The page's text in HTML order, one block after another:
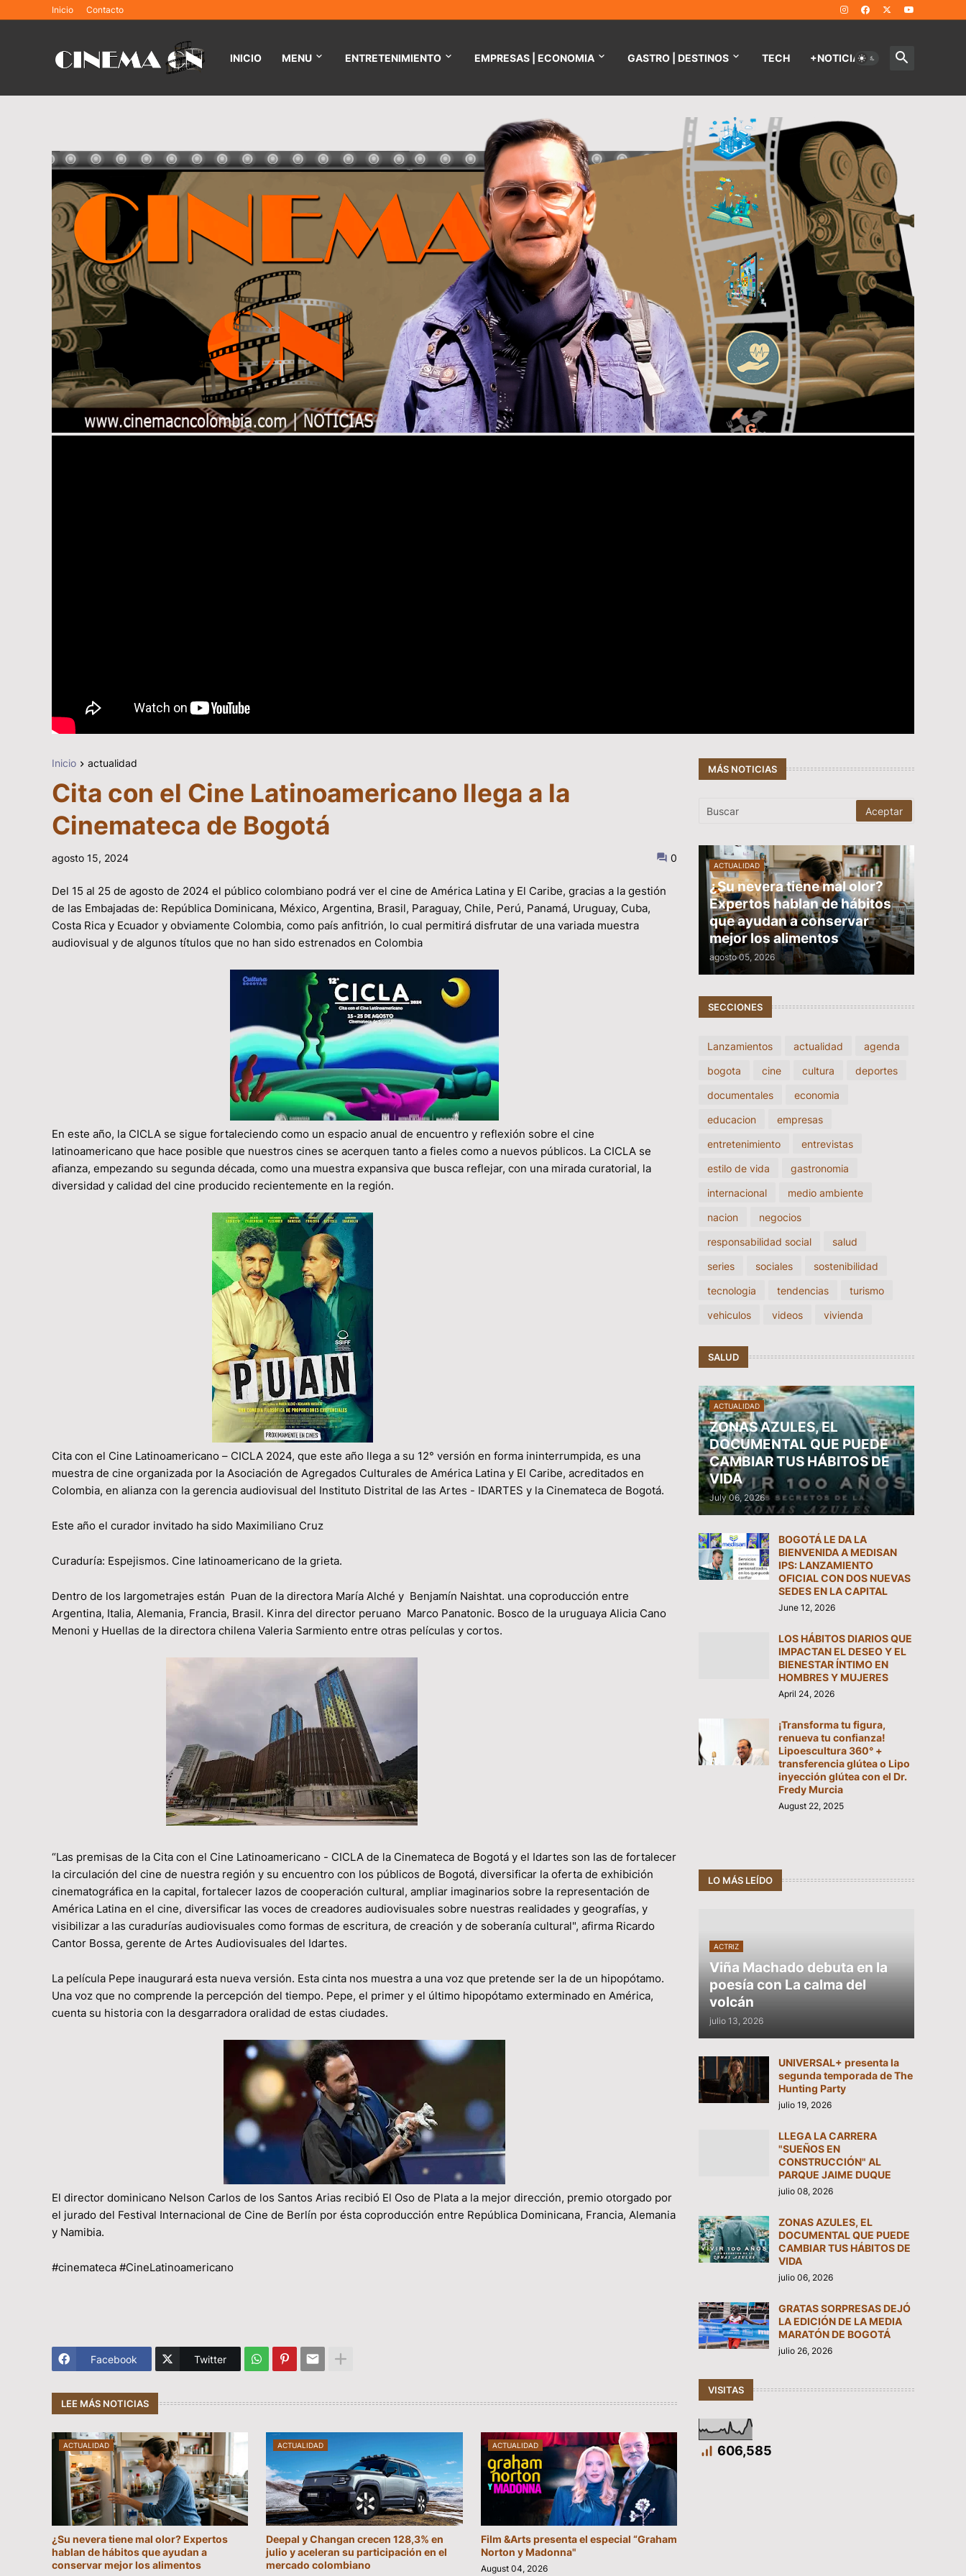
Inicio Contacto
INICIO MENU ENTRETENIMIENTO EMPRESAS | ECONOMIA GASTRO | DESTINOS TECH +NOTICIAS
Inicio actualidad
Cita con el Cine Latinoamericano llega a la
Cinemateca de Bogotá
agosto 15, 2024 0
Del 15 al 25 de agosto de 2024 el público colombiano podrá ver el cine de América Latina y El Caribe, gracias a la gestión
de las Embajadas de: República Dominicana, México, Argentina, Brasil, Paraguay, Chile, Perú, Panamá, Uruguay, Cuba,
Costa Rica y Ecuador y obviamente Colombia, como país anfitrión, lo cual permitirá disfrutar de una variada muestra
audiovisual y de algunos títulos que no han sido estrenados en Colombia
En este año, la CICLA se sigue fortaleciendo como un espacio anual de encuentro y reflexión sobre el cine
latinoamericano que hace posible que nuestros cines se acerquen tanto a fieles como a nuevos públicos. La CICLA se
afianza, empezando su segunda década, como una muestra expansiva que busca reflejar, con una mirada curatorial, la
diversidad y calidad del cine producido recientemente en la región.
Cita con el Cine Latinoamericano – CICLA 2024, que este año llega a su 12° versión en forma ininterrumpida, es una
muestra de cine organizada por la Asociación de Agregados Culturales de América Latina y El Caribe, acreditados en
Colombia, en alianza con la gerencia audiovisual del Instituto Distrital de las Artes - IDARTES y la Cinemateca de Bogotá.
Este año el curador invitado ha sido Maximiliano Cruz
Curaduría: Espejismos. Cine latinoamericano de la grieta.
Dentro de los largometrajes están Puan de la directora María Alché y Benjamín Naishtat. una coproducción entre
Argentina, Italia, Alemania, Francia, Brasil. Kinra del director peruano Marco Panatonic. Bosco de la uruguaya Alicia Cano
Menoni y Huellas de la directora chilena Valeria Sarmiento entre otras películas y cortos.
“Las premisas de la Cita con el Cine Latinoamericano - CICLA de la Cinemateca de Bogotá y el Idartes son las de fortalecer
la circulación del cine de nuestra región y su encuentro con los públicos de Bogotá, diversificar la oferta de exhibición
cinematográfica en la capital, fortalecer lazos de cooperación cultural, ampliar imaginarios sobre la representación de
América Latina en el cine, diversificar las voces de creadores audiovisuales sobre nuestras realidades y geografías, y
visibilizar a las curadurías audiovisuales como formas de escritura, de creación y de soberanía cultural", afirma Ricardo
Cantor Bossa, gerente de Artes Audiovisuales del Idartes.
La película Pepe inaugurará esta nueva versión. Esta cinta nos muestra a una voz que pretende ser la de un hipopótamo.
Una voz que no comprende la percepción del tiempo. Pepe, el primer y el último hipopótamo exterminado en América,
cuenta su historia con la desgarradora oralidad de estas ciudades.
El director dominicano Nelson Carlos de los Santos Arias recibió El Oso de Plata a la mejor dirección, premio otorgado por
el jurado del Festival Internacional de Cine de Berlín por ésta coproducción entre República Dominicana, Francia, Alemania
y Namibia.
#cinemateca #CineLatinoamericano
Facebook Twitter
LEE MÁS NOTICIAS
ACTUALIDAD
¿Su nevera tiene mal olor? Expertos
hablan de hábitos que ayudan a
conservar mejor los alimentos
ACTUALIDAD
Deepal y Changan crecen 128,3% en
julio y aceleran su participación en el
mercado colombiano
ACTUALIDAD
Film &Arts presenta el especial “Graham
Norton y Madonna"
August 04, 2026
MÁS NOTICIAS
ACTUALIDAD
¿Su nevera tiene mal olor?
Expertos hablan de hábitos
que ayudan a conservar
mejor los alimentos
agosto 05, 2026
SECCIONES
Lanzamientos actualidad
agenda
bogota
cine cultura
deportes
documentales
economia
educacion
empresas
entretenimiento
entrevistas
estilo de vida
gastronomia
internacional
medio ambiente
nacion
negocios
responsabilidad social
salud
series
sociales
sostenibilidad
tecnologia
tendencias
turismo
vehiculos
videos vivienda
SALUD
ACTUALIDAD
ZONAS AZULES, EL
DOCUMENTAL QUE PUEDE
CAMBIAR TUS HÁBITOS DE
VIDA
July 06, 2026
BOGOTÁ LE DA LA
BIENVENIDA A MEDISAN
IPS: LANZAMIENTO
OFICIAL CON DOS NUEVAS
SEDES EN LA CAPITAL
June 12, 2026
LOS HÁBITOS DIARIOS QUE
IMPACTAN EL DESEO Y EL
BIENESTAR ÍNTIMO EN
HOMBRES Y MUJERES
April 24, 2026
¡Transforma tu figura,
renueva tu confianza!
Lipoescultura 360° +
transferencia glútea o Lipo
inyección glútea con el Dr.
Fredy Murcia
August 22, 2025
LO MÁS LEÍDO
ACTRIZ
Viña Machado debuta en la
poesía con La calma del
volcán
julio 13, 2026
UNIVERSAL+ presenta la
segunda temporada de The
Hunting Party
julio 19, 2026
LLEGA LA CARRERA
"SUEÑOS EN
CONSTRUCCIÓN" AL
PARQUE JAIME DUQUE
julio 08, 2026
ZONAS AZULES, EL
DOCUMENTAL QUE PUEDE
CAMBIAR TUS HÁBITOS DE
VIDA
julio 06, 2026
GRATAS SORPRESAS DEJÓ
LA EDICIÓN DE LA MEDIA
MARATÓN DE BOGOTÁ
julio 26, 2026
VISITAS
606,585